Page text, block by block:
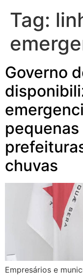
Tag:
Governo
chuvas
Empresários e